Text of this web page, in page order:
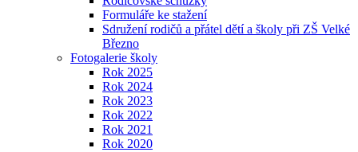
Formuláře ke stažení
Sdružení rodičů a přátel dětí a školy při ZŠ Velké
Březno
Fotogalerie školy
Rok 2025
Rok 2024
Rok 2023
Rok 2022
Rok 2021
Rok 2020